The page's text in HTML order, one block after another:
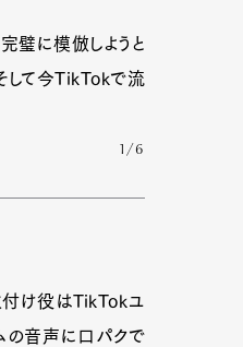
璧に模倣しようと
して今TikTokで流
1/6
付け役はTikTokユ
の音声に口パクで